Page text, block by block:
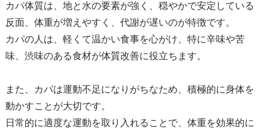
カパ体質は、地と水の要素が強く、穏やかで安定している
反面、体重が増えやすく、代謝が遅いのが特徴です。
カパの人は、軽くて温かい食事を心がけ、特に辛味や苦
味、渋味のある食材が体質改善に役立ちます。
また、カパは運動不足になりがちなため、積極的に身体を
動かすことが大切です。
日常的に適度な運動を取り入れることで、体重を効果的に